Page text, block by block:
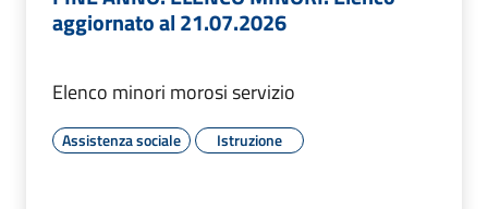
aggiornato al 21.07.2026
Elenco minori morosi servizio
Assistenza sociale Istruzione